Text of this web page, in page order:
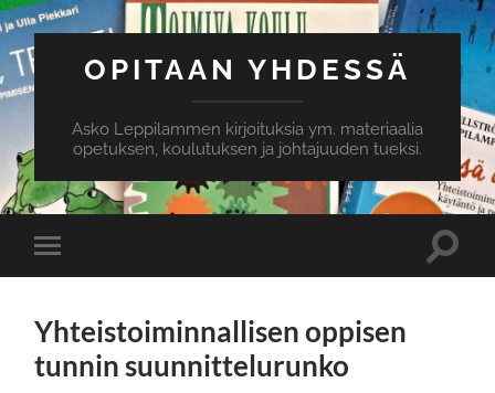
OPITAAN YHDESSÄ
Asko Leppilammen kirjoituksia ym. materiaalia
opetuksen, koulutuksen ja johtajuuden tueksi.
mobile
Toggle
Yhteistoiminnallisen oppisen
tunnin suunnittelurunko